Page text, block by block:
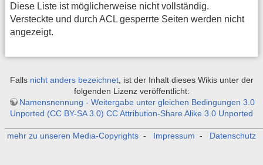
Diese Liste ist möglicherweise nicht vollständig.
Versteckte und durch ACL gesperrte Seiten werden nicht
angezeigt.
Falls nicht anders bezeichnet, ist der Inhalt dieses Wikis unter der
folgenden Lizenz veröffentlicht:
Namensnennung - Weitergabe unter gleichen Bedingungen 3.0
Unported (CC BY-SA 3.0) CC Attribution-Share Alike 3.0 Unported
mehr zu unseren Media-Copyrights - Impressum - Datenschutz